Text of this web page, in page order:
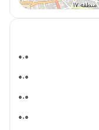
۰.۰
۰.۰
۰.۰
۰.۰